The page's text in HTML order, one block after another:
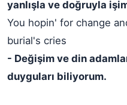
yanlışla ve doğruyla
You hopin' for change
burial's cries
- Değişim ve din
duyguları biliyorum.